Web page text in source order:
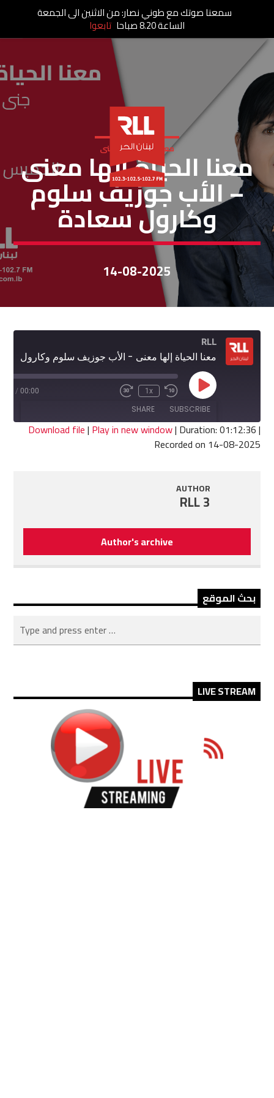
معنا الحياة الها معنى
معنا الحياة إلها معنى
– الأب جوزيف سلوم
وكارول سعادة
14-08-2025
RLL
Play
Episode
Rewind
10
Seconds
1x
Fast
seconds
00:00
/
SUBSCRIBE
SHARE
SHARE
Download file| Play in new window| Duration: 01:12:36|
Recorded on 14-08-2025
AUTHOR
RLL 3
Author's archive
بحث الموقع
LIVE STREAM
سمعنا صوتك مع طوني نصار: من الاثنين الى الجمعة
الساعة 8.20 صباحا تابعوا